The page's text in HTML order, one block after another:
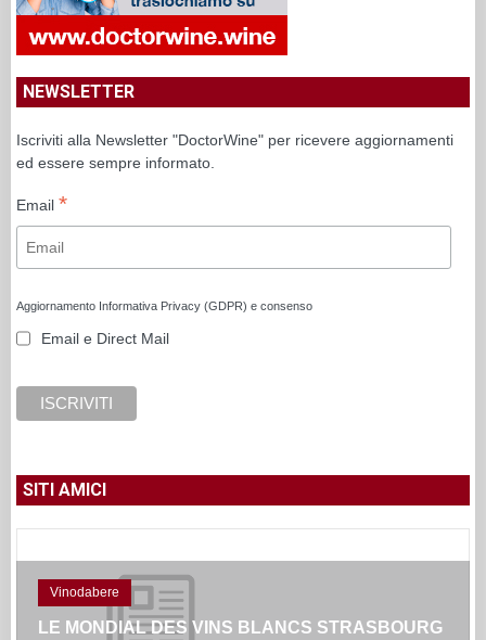
NEWSLETTER
Iscriviti alla Newsletter "DoctorWine" per ricevere aggiornamenti
ed essere sempre informato.
Email *
Aggiornamento Informativa Privacy (GDPR) e consenso
Email e Direct Mail
SITI AMICI
Vinodabere
LE MONDIAL DES VINS BLANCS STRASBOURG